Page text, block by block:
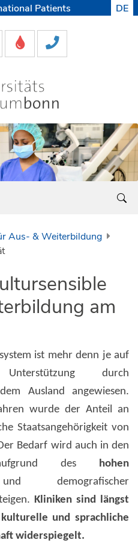
Patients
DE
Aus- & Weiterbildung
am
ist mehr denn je auf
durch
Ausland angewiesen.
wurde der Anteil an
Staatsangehörigkeit von
Bedarf wird auch in den
des hohen
demografischer
Kliniken sind längst
und sprachliche
widerspiegelt.